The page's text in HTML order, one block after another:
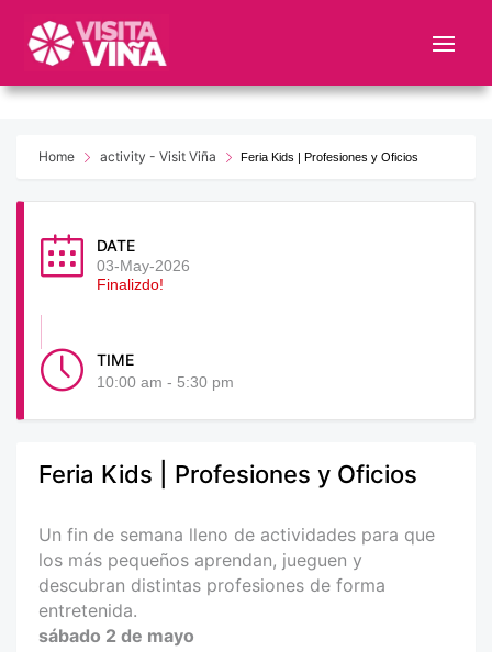
este
web
sistemaHome activity - Visit Viña Feria Kids | Profesiones y Oficios
DATE
03-May-2026
Finalizdo!
TIME
10:00 am - 5:30 pm
Feria Kids | Profesiones y Oficios
Un fin de semana lleno de actividades para que
los más pequeños aprendan, jueguen y
descubran distintas profesiones de forma
entretenida.
sábado 2 de mayo